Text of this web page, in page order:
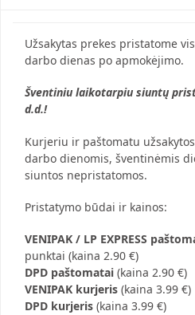
Užsakytas prekes pristatome
darbo dienas po apmokėjimo.
Šventiniu laikotarpiu siuntų
d.d.!
Kurjeriu ir paštomatu
darbo dienomis, šventinėmis
siuntos nepristatomos.
Pristatymo būdai ir kainos:
VENIPAK / LP EXPRESS
punktai (kaina 2.90 €)
DPD paštomatai (kaina 2.90 €)
VENIPAK kurjeris (kaina 3.99 €)
DPD kurjeris (kaina 3.99 €)